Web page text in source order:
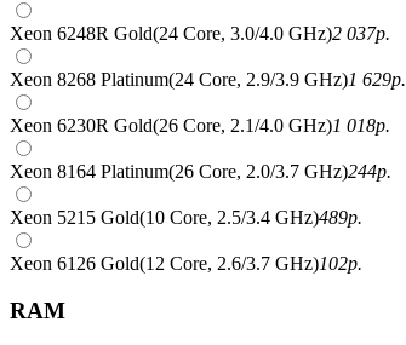
Xeon 6248R Gold(24 Core, 3.0/4.0 GHz)2 037р.
Xeon 8268 Platinum(24 Core, 2.9/3.9 GHz)1 629р.
Xeon 6230R Gold(26 Core, 2.1/4.0 GHz)1 018р.
Xeon 8164 Platinum(26 Core, 2.0/3.7 GHz)244р.
Xeon 5215 Gold(10 Core, 2.5/3.4 GHz)489р.
Xeon 6126 Gold(12 Core, 2.6/3.7 GHz)102р.
RAM